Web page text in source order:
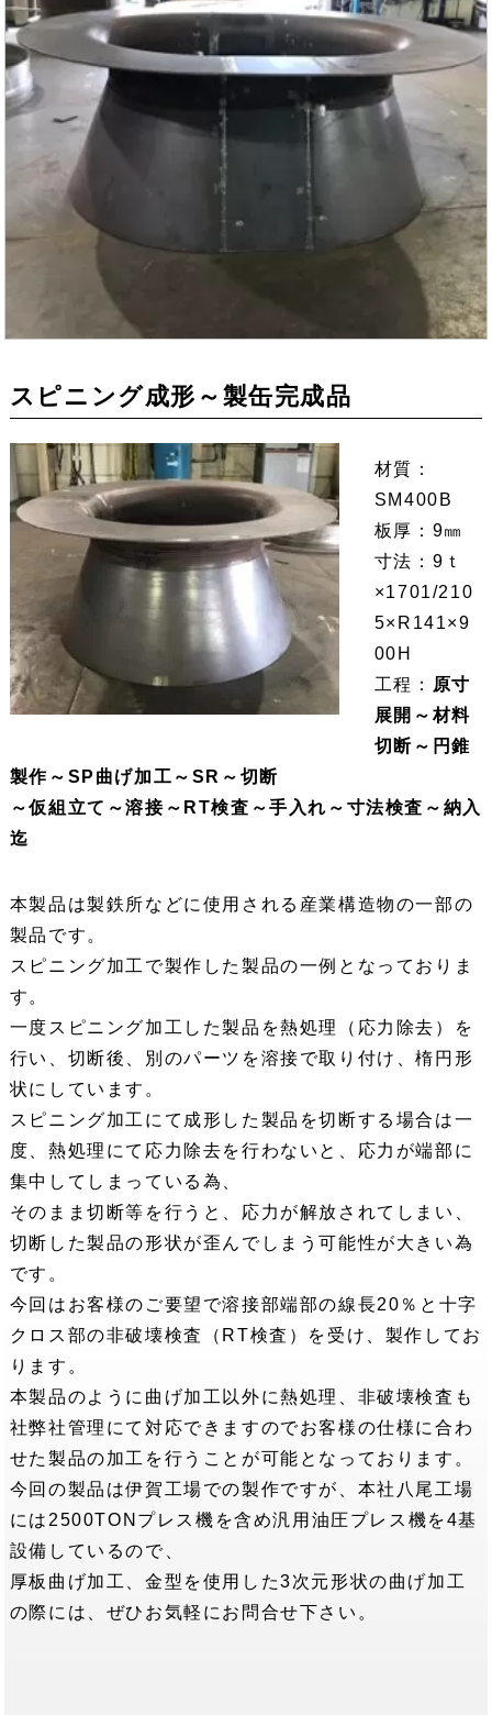
スピニング成形～製缶完成品
材質：
SM400B
板厚：9㎜
寸法：9ｔ
×1701/210
5×R141×9
00H
工程：
原寸
展開～材料
切断～円錐
製作～SP曲げ加工～SR～切断
～仮組立て～溶接～RT検査～手入れ～寸法検査～納入
迄
本製品は製鉄所などに使用される産業構造物の一部の
製品です。
スピニング加工で製作した製品の一例となっておりま
す。
一度スピニング加工した製品を熱処理（応力除去）を
行い、切断後、別のパーツを溶接で取り付け、楕円形
状にしています。
スピニング加工にて成形した製品を切断する場合は一
度、熱処理にて応力除去を行わないと、応力が端部に
集中してしまっている為、
そのまま切断等を行うと、応力が解放されてしまい、
切断した製品の形状が歪んでしまう可能性が大きい為
です。
今回はお客様のご要望で溶接部端部の線長20％と十字
クロス部の非破壊検査（RT検査）を受け、製作してお
ります。
本製品のように曲げ加工以外に熱処理、非破壊検査も
社弊社管理にて対応できますのでお客様の仕様に合わ
せた製品の加工を行うことが可能となっております。
今回の製品は伊賀工場での製作ですが、本社八尾工場
には2500TONプレス機を含め汎用油圧プレス機を4基
設備しているので、
厚板曲げ加工、金型を使用した3次元形状の曲げ加工
の際には、ぜひお気軽にお問合せ下さい。